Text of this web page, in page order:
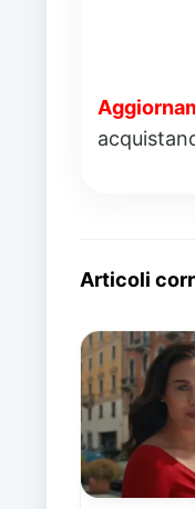
Articoli